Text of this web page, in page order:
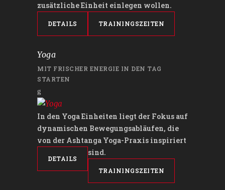
zusätzliche Einheit einlegen wollen.
DETAILS TRAININGSZEITEN
Yoga
MIT FRISCHER ENERGIE IN DEN TAG
STARTEN
In den Yoga Einheiten liegt der Fokus auf
dynamischen Bewegungsabläufen, die
von der Ashtanga Yoga-Praxis inspiriert
sind.
DETAILS
TRAININGSZEITEN